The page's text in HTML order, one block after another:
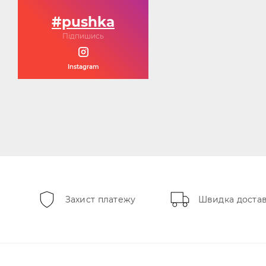
#pushka
Підпишись
Instagram
Захист платежу Швидка